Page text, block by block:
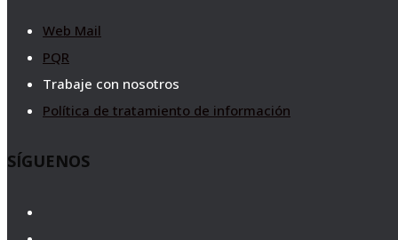
Web Mail
PQR
Trabaje con nosotros
Política de tratamiento de información
SÍGUENOS